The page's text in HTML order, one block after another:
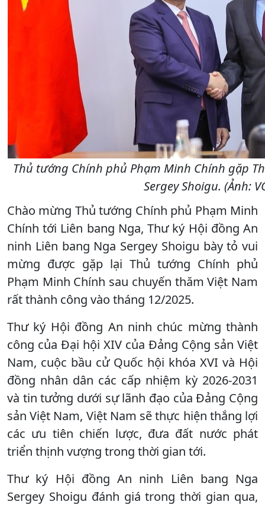
Thủ tướng Chính phủ Phạm Minh Chính gặp
Sergey Shoigu. (Ảnh:
Chào mừng Thủ tướng Chính phủ Phạm Minh
Chính tới Liên bang Nga, Thư ký Hội đồng An
ninh Liên bang Nga Sergey Shoigu bày tỏ vui
mừng được gặp lại Thủ tướng Chính phủ
Phạm Minh Chính sau chuyến thăm Việt Nam
rất thành công vào tháng 12/2025.
Thư ký Hội đồng An ninh chúc mừng thành
công của Đại hội XIV của Đảng Cộng sản Việt
Nam, cuộc bầu cử Quốc hội khóa XVI và Hội
đồng nhân dân các cấp nhiệm kỳ 2026-2031
và tin tưởng dưới sự lãnh đạo của Đảng Cộng
sản Việt Nam, Việt Nam sẽ thực hiện thắng lợi
các ưu tiên chiến lược, đưa đất nước phát
triển thịnh vượng trong thời gian tới.
Thư ký Hội đồng An ninh Liên bang Nga
Sergey Shoigu đánh giá trong thời gian qua,